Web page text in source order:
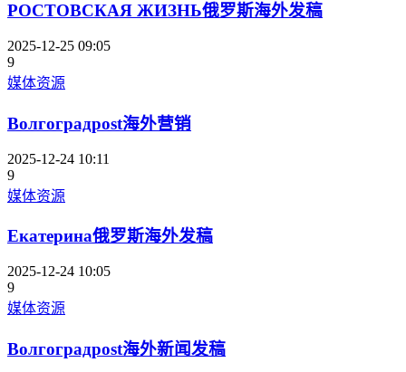
РОСТОВСКАЯ ЖИЗНЬ俄罗斯海外发稿
2025-12-25 09:05
9
媒体资源
Волгоградpost海外营销
2025-12-24 10:11
9
媒体资源
Екатерина俄罗斯海外发稿
2025-12-24 10:05
9
媒体资源
Волгоградpost海外新闻发稿